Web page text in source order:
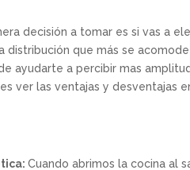
decisión a tomar es si vas a
distribución que más se
ayudarte a percibir mas
ver las ventajas y desventajas
Cuando abrimos la cocina al